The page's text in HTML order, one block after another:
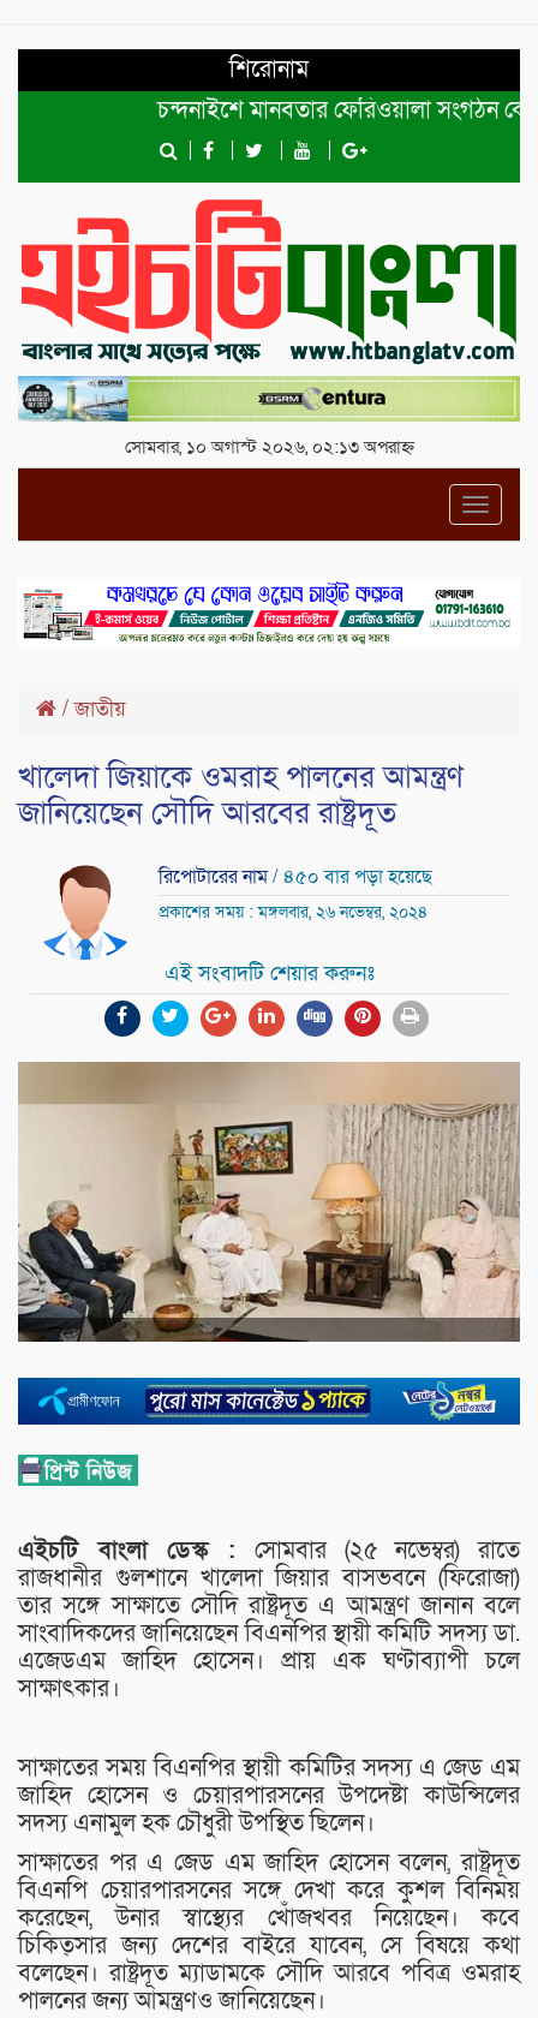
শিরোনাম
চন্দনাইশে মানবতার ফেরিওয়ালা সংগঠন
সোমবার, ১০ অগাস্ট ২০২৬, ০২:১৩ অপরাহ্ন
/জাতীয়
খালেদা জিয়াকে ওমরাহ পালনের আমন্ত্রণ
জানিয়েছেন সৌদি আরবের রাষ্ট্রদূত
রিপোটারের নাম/ ৪৫০ বার পড়া হয়েছে
প্রকাশের সময় : মঙ্গলবার, ২৬ নভেম্বর, ২০২৪
এই সংবাদটি শেয়ার করুনঃ
এইচটি বাংলা ডেস্ক :সোমবার (২৫ নভেম্বর) রাতে
রাজধানীর গুলশানে খালেদা জিয়ার বাসভবনে (ফিরোজা)
তার সঙ্গে সাক্ষাতে সৌদি রাষ্ট্রদূত এ আমন্ত্রণ জানান বলে
সাংবাদিকদের জানিয়েছেন বিএনপির স্থায়ী কমিটি সদস্য ডা.
এজেডএম জাহিদ হোসেন। প্রায় এক ঘণ্টাব্যাপী চলে
সাক্ষাৎকার।
সাক্ষাতের সময় বিএনপির স্থায়ী কমিটির সদস্য এ জেড এম
জাহিদ হোসেন ও চেয়ারপারসনের উপদেষ্টা কাউন্সিলের
সদস্য এনামুল হক চৌধুরী উপস্থিত ছিলেন।
সাক্ষাতের পর এ জেড এম জাহিদ হোসেন বলেন, রাষ্ট্রদূত
বিএনপি চেয়ারপারসনের সঙ্গে দেখা করে কুশল বিনিময়
করেছেন, উনার স্বাস্থ্যের খোঁজখবর নিয়েছেন। কবে
চিকিত্সার জন্য দেশের বাইরে যাবেন, সে বিষয়ে কথা
বলেছেন। রাষ্ট্রদূত ম্যাডামকে সৌদি আরবে পবিত্র ওমরাহ
পালনের জন্য আমন্ত্রণও জানিয়েছেন।